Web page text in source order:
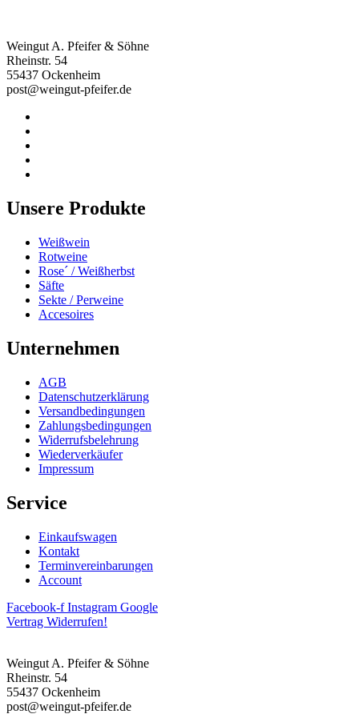
Weingut A. Pfeifer & Söhne
Rheinstr. 54
55437 Ockenheim
post@weingut-pfeifer.de
Unsere Produkte
Weißwein
Rotweine
Rose´ / Weißherbst
Säfte
Sekte / Perweine
Accesoires
Unternehmen
AGB
Datenschutzerklärung
Versandbedingungen
Zahlungsbedingungen
Widerrufsbelehrung
Wiederverkäufer
Impressum
Service
Einkaufswagen
Kontakt
Terminvereinbarungen
Account
Facebook-f Instagram Google
Vertrag Widerrufen!
Weingut A. Pfeifer & Söhne
Rheinstr. 54
55437 Ockenheim
post@weingut-pfeifer.de